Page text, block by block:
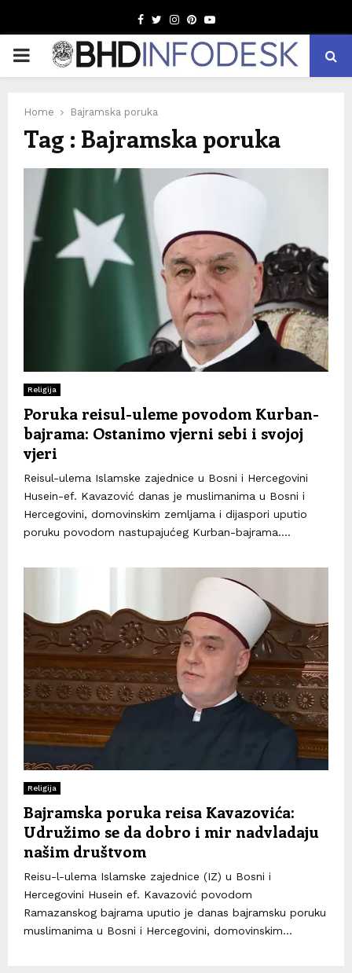
Facebook
TwitterInstagram
Pinterest
Youtube
PRIMARY
Home Bajramska poruka
Tag : Bajramska poruka
Religija
Poruka reisul-uleme povodom Kurban-
bajrama: Ostanimo vjerni sebi i svojoj
vjeri
Reisul-ulema Islamske zajednice u Bosni i Hercegovini
Husein-ef. Kavazović danas je muslimanima u Bosni i
Hercegovini, domovinskim zemljama i dijaspori uputio
poruku povodom nastupajućeg Kurban-bajrama....
Religija
Bajramska poruka reisa Kavazovića:
Udružimo se da dobro i mir nadvladaju
našim društvom
Reisu-l-ulema Islamske zajednice (IZ) u Bosni i
Hercegovini Husein ef. Kavazović povodom
Ramazanskog bajrama uputio je danas bajramsku poruku
muslimanima u Bosni i Hercegovini, domovinskim...